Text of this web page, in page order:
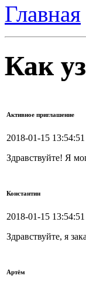
Главная
Как
Активное приглашение
2018-01-15 13:54:51
Здравствуйте! Я
Константин
2018-01-15 13:54:51
Здравствуйте, я
Артём